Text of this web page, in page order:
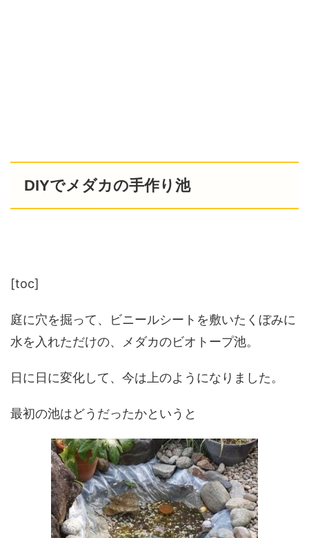
DIYでメダカの手作り池
[toc]
庭に穴を掘って、ビニールシートを敷いたくぼみに
水を入れただけの、メダカのビオトープ池。
日に日に変化して、今は上のようになりました。
最初の池はどうだったかというと